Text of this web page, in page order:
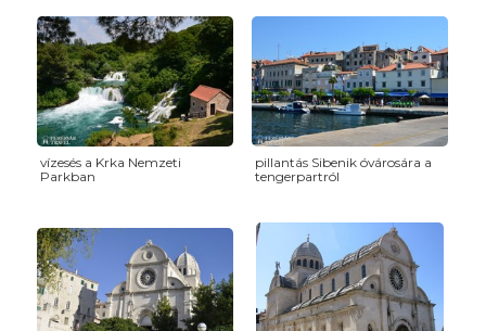
vízesés a Krka Nemzeti
Parkban
pillantás Sibenik óvárosára a
tengerpartról